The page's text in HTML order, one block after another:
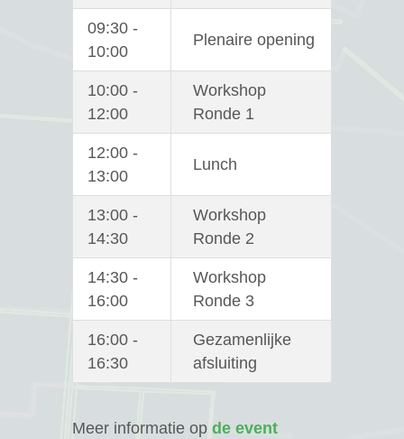
09:30 -
10:00
Plenaire opening
10:00 -
12:00
Workshop
Ronde 1
12:00 -
13:00
Lunch
13:00 -
14:30
Workshop
Ronde 2
14:30 -
16:00
Workshop
Ronde 3
16:00 -
16:30
Gezamenlijke
afsluiting
Meer informatie op de event